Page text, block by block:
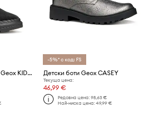
Детски велурени боти Geox KIDDARTAH
-5%* с код: FS
Детски боти Geox CASEY
Текуща цена:
46,99 €
Редовна цена:98,63 €
Най-ниска цена:49,99 €